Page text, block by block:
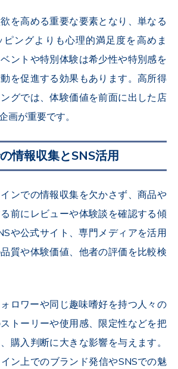
を高める重要な要素となり、単なる
ングよりも心理的満足度を高めま
ントや特別体験は希少性や特別感を
を促進する効果もあります。高所得
グでは、体験価値を前面に出した店
画が重要です。
情報収集とSNS活用
ンでの情報収集を欠かさず、商品や
前にレビューや体験談を確認する傾
や公式サイト、専門メディアを活用
質や体験価値、他者の評価を比較検
ロワーや同じ趣味嗜好を持つ人々の
トーリーや使用感、限定性などを把
購入判断に大きな影響を与えます。
ン上でのブランド発信やSNSでの魅